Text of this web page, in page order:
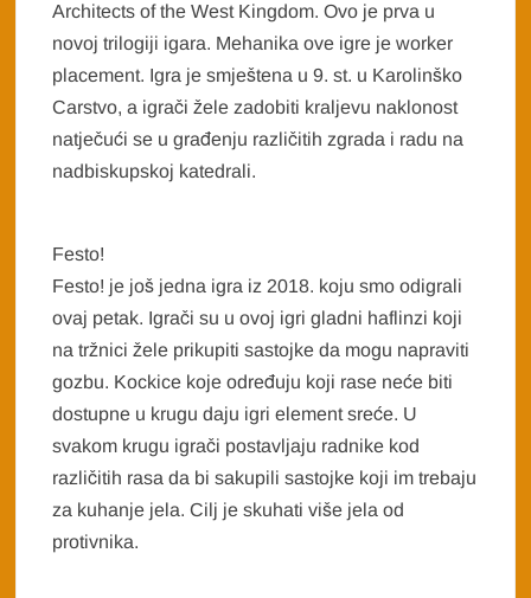
Architects of the West Kingdom. Ovo je prva u
novoj trilogiji igara. Mehanika ove igre je worker
placement. Igra je smještena u 9. st. u Karolinško
Carstvo, a igrači žele zadobiti kraljevu naklonost
natječući se u građenju različitih zgrada i radu na
nadbiskupskoj katedrali.
Festo!
Festo! je još jedna igra iz 2018. koju smo odigrali
ovaj petak. Igrači su u ovoj igri gladni haflinzi koji
na tržnici žele prikupiti sastojke da mogu napraviti
gozbu. Kockice koje određuju koji rase neće biti
dostupne u krugu daju igri element sreće. U
svakom krugu igrači postavljaju radnike kod
različitih rasa da bi sakupili sastojke koji im trebaju
za kuhanje jela. Cilj je skuhati više jela od
protivnika.